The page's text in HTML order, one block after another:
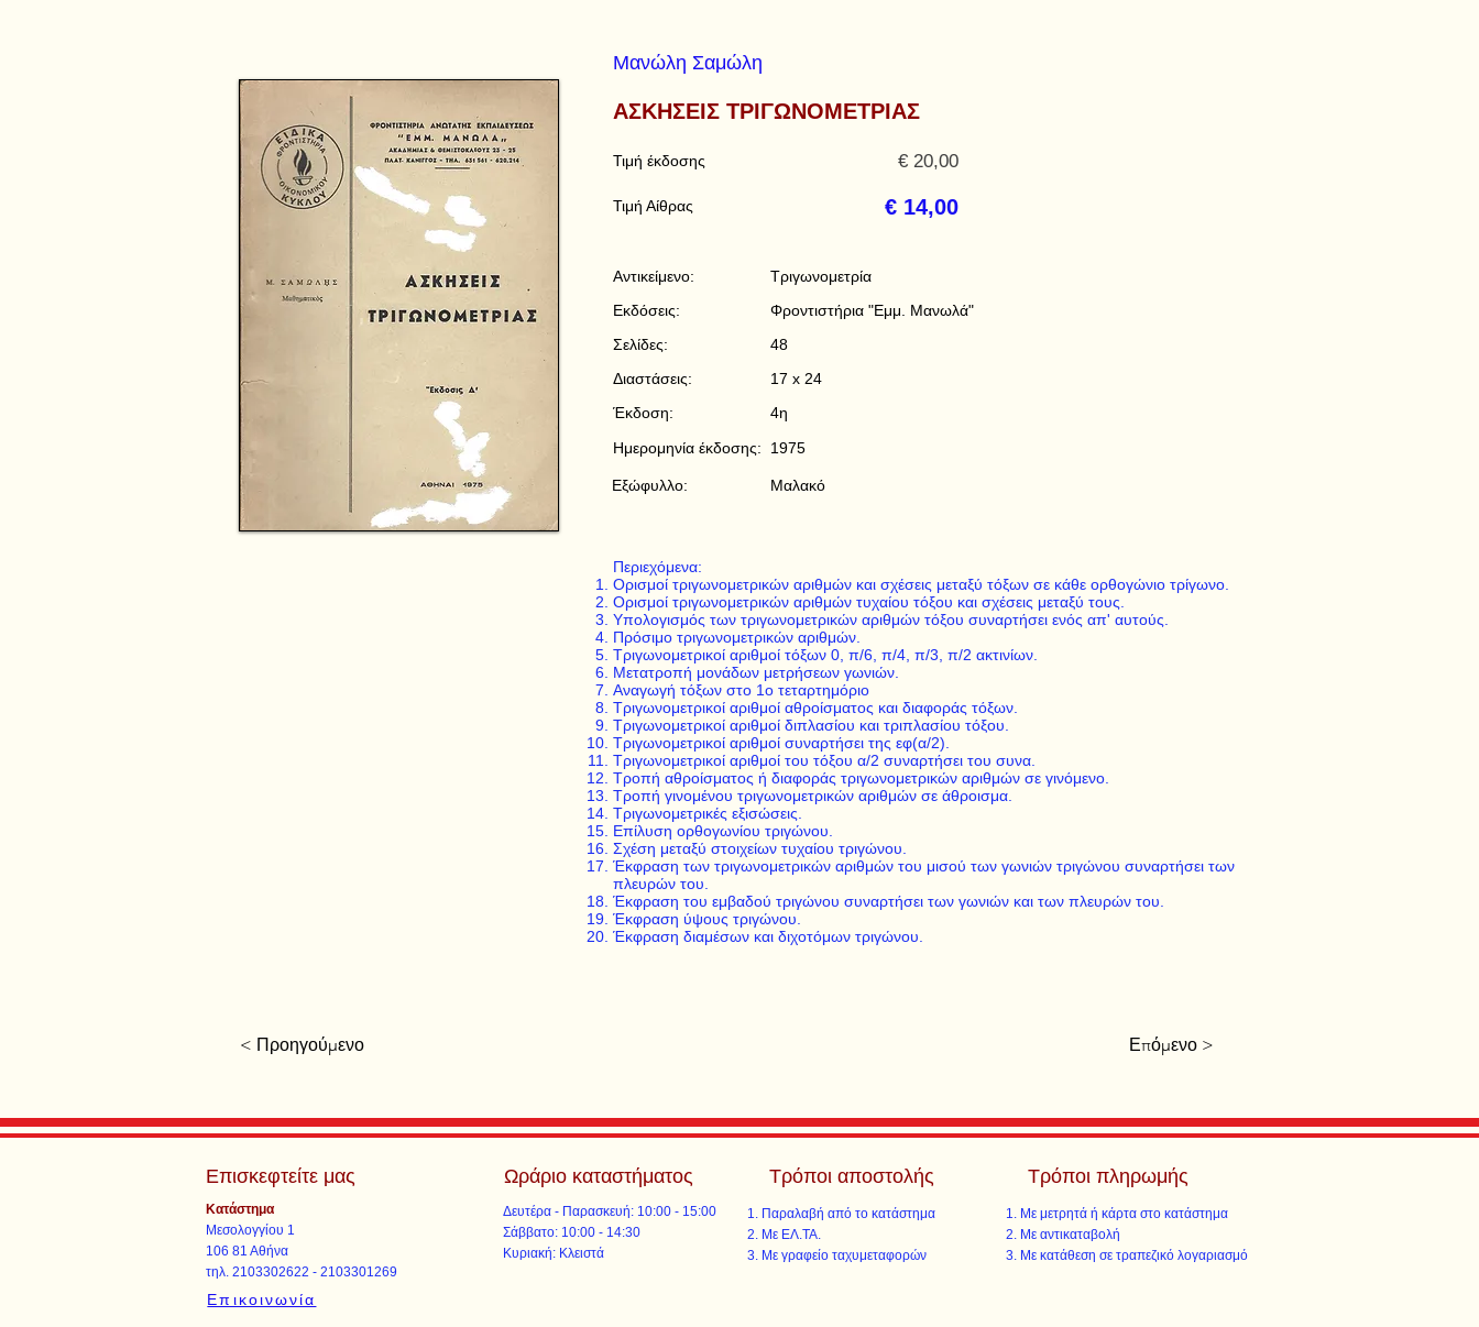
Μανώλη Σαμώλη
ΑΣΚΗΣΕΙΣ ΤΡΙΓΩΝΟΜΕΤΡΙΑΣ
Τιμή έκδοσης
Τιμή Αίθρας
€ 20,00
€ 14,00
Αντικείμενο:
Τριγωνομετρία
Εκδόσεις:
Φροντιστήρια "Εμμ. Μανωλά"
Σελίδες:
48
Διαστάσεις:
17 x 24
Έκδοση:
4η
Ημερομηνία έκδοσης:
1975
Μαλακό
Εξώφυλλο:
Περιεχόμενα:
Ορισμοί τριγωνομετρικών αριθμών και σχέσεις μεταξύ τόξων σε κάθε ορθογώνιο τρίγωνο.
Ορισμοί τριγωνομετρικών αριθμών τυχαίου τόξου και σχέσεις μεταξύ τους.
Υπολογισμός των τριγωνομετρικών αριθμών τόξου συναρτήσει ενός απ' αυτούς.
Πρόσιμο τριγωνομετρικών αριθμών.
Τριγωνομετρικοί αριθμοί τόξων 0, π/6, π/4, π/3, π/2 ακτινίων.
Μετατροπή μονάδων μετρήσεων γωνιών.
Αναγωγή τόξων στο 1ο τεταρτημόριο
Τριγωνομετρικοί αριθμοί αθροίσματος και διαφοράς τόξων.
Τριγωνομετρικοί αριθμοί διπλασίου και τριπλασίου τόξου.
Τριγωνομετρικοί αριθμοί συναρτήσει της εφ(α/2).
Τριγωνομετρικοί αριθμοί του τόξου α/2 συναρτήσει του συνα.
Τροπή αθροίσματος ή διαφοράς τριγωνομετρικών αριθμών σε γινόμενο.
Τροπή γινομένου τριγωνομετρικών αριθμών σε άθροισμα.
Τριγωνομετρικές εξισώσεις.
Επίλυση ορθογωνίου τριγώνου.
Σχέση μεταξύ στοιχείων τυχαίου τριγώνου.
Έκφραση των τριγωνομετρικών αριθμών του μισού των γωνιών τριγώνου συναρτήσει των
πλευρών του.
Έκφραση του εμβαδού τριγώνου συναρτήσει των γωνιών και των πλευρών του.
Έκφραση ύψους τριγώνου.
Έκφραση διαμέσων και διχοτόμων τριγώνου.
< Προηγούμενο Επόμενο >
Επισκεφτείτε μας
Κατάστημα
Μεσολογγίου 1
106 81 Αθήνα
τηλ. 2103302622 - 2103301269
Επικοινωνία
Ωράριο καταστήματος
Δευτέρα - Παρασκευή: 10:00 - 15:00
​​Σάββατο: 10:00 - 14:30
​Κυριακή: Κλειστά
Τρόποι αποστολής
Παραλαβή από το κατάστημα
Με ΕΛ.ΤΑ.​​
Με γραφείο ταχυμεταφορών​
Τρόποι πληρωμής
Με μετρητά ή κάρτα στο κατάστημα
Με αντικαταβολή
Με κατάθεση σε τραπεζικό λογαριασμό